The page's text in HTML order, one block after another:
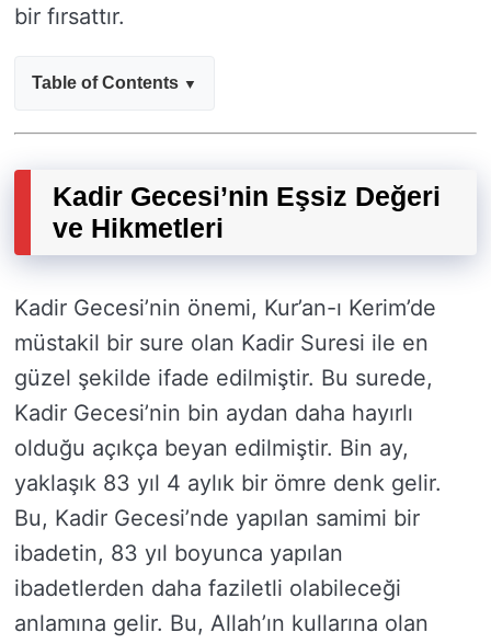
bir fırsattır.
Table of Contents
Kadir Gecesi’nin Eşsiz Değeri
ve Hikmetleri
Kadir Gecesi’nin önemi, Kur’an-ı Kerim’de
müstakil bir sure olan Kadir Suresi ile en
güzel şekilde ifade edilmiştir. Bu surede,
Kadir Gecesi’nin bin aydan daha hayırlı
olduğu açıkça beyan edilmiştir. Bin ay,
yaklaşık 83 yıl 4 aylık bir ömre denk gelir.
Bu, Kadir Gecesi’nde yapılan samimi bir
ibadetin, 83 yıl boyunca yapılan
ibadetlerden daha faziletli olabileceği
anlamına gelir. Bu, Allah’ın kullarına olan